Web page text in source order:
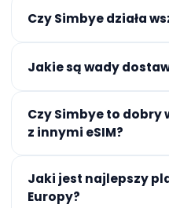
Czy Simbye działa
Jakie są wady
Czy Simbye to dobry
z innymi eSIM?
Jaki jest najlepszy
Europy?